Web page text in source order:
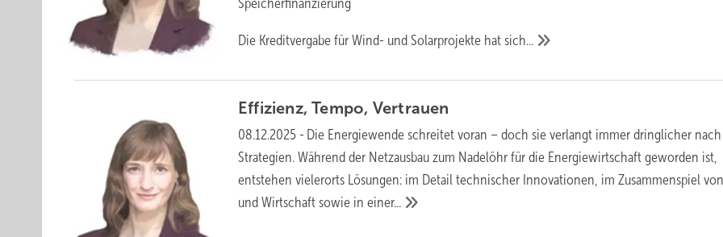
Speicherfinanzierung
Die Kreditvergabe für Wind- und Solarprojekte hatsich...
Effizienz, Tempo, Vertrauen
08.12.2025 - Die Energiewende schreitet voran – doch sie verlangt immer dringlicher
Strategien. Während der Netz­ausbau zum Nadelöhr für die Energiewirtschaft geworden ist,
entstehen vielerorts Lösungen: im Detail technischer Innovationen, im Zusammenspiel
und Wirtschaft sowie ineiner...